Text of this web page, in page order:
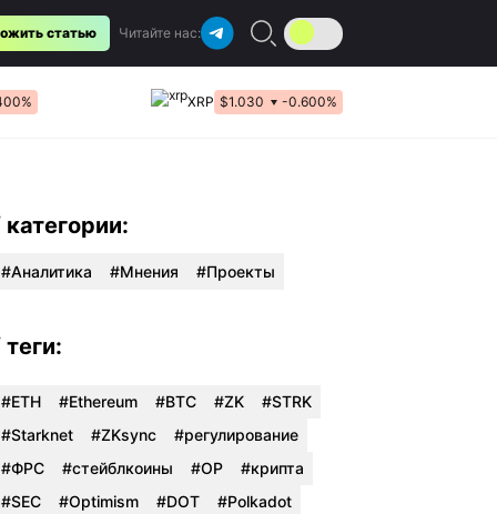
статью Читайте нас:
XRP $1.030 -0.600%
категории:
Аналитика Мнения Проекты
теги:
#ETH #Ethereum #BTC #ZK
#STRK
#Starknet
#ZKsync
#регулирование
#ФРС
#стейблкоины #OP
#крипта
#SEC
#Optimism #DOT
#Polkadot